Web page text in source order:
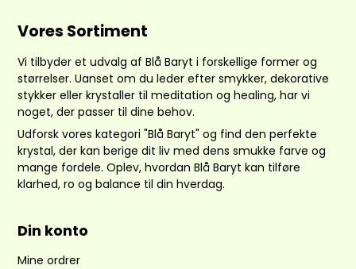
Vores Sortiment
Vi tilbyder et udvalg af Blå Baryt i forskellige former og
størrelser. Uanset om du leder efter smykker, dekorative
stykker eller krystaller til meditation og healing, har vi
noget, der passer til dine behov.
Udforsk vores kategori "Blå Baryt" og find den perfekte
krystal, der kan berige dit liv med dens smukke farve og
mange fordele. Oplev, hvordan Blå Baryt kan tilføre
klarhed, ro og balance til din hverdag.
Din konto
Mine ordrer